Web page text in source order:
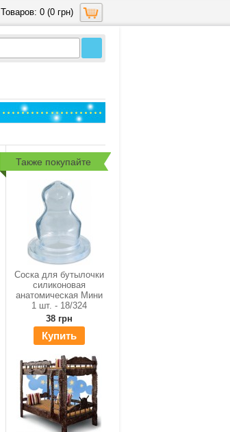
Товаров: 0 (0 грн)
Также покупайте
Соска для бутылочки
силиконовая
анатомическая Мини
1 шт. - 18/324
38 грн
Купить